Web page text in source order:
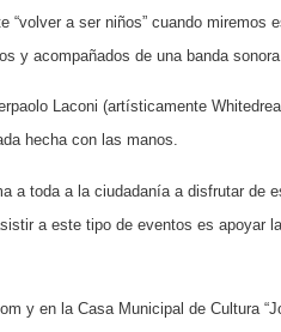
“volver a ser niños” cuando miremos
y acompañados de una banda
Laconi (artísticamente
hecha con las manos.
a toda a la ciudadanía a disfrutar de
a este tipo de eventos es apoyar
y en la Casa Municipal de Cultura